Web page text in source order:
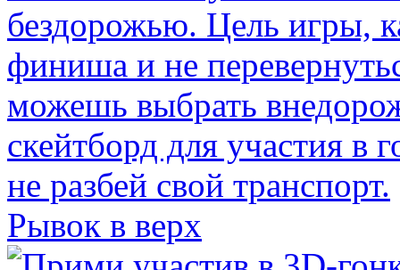
Рывок в верх